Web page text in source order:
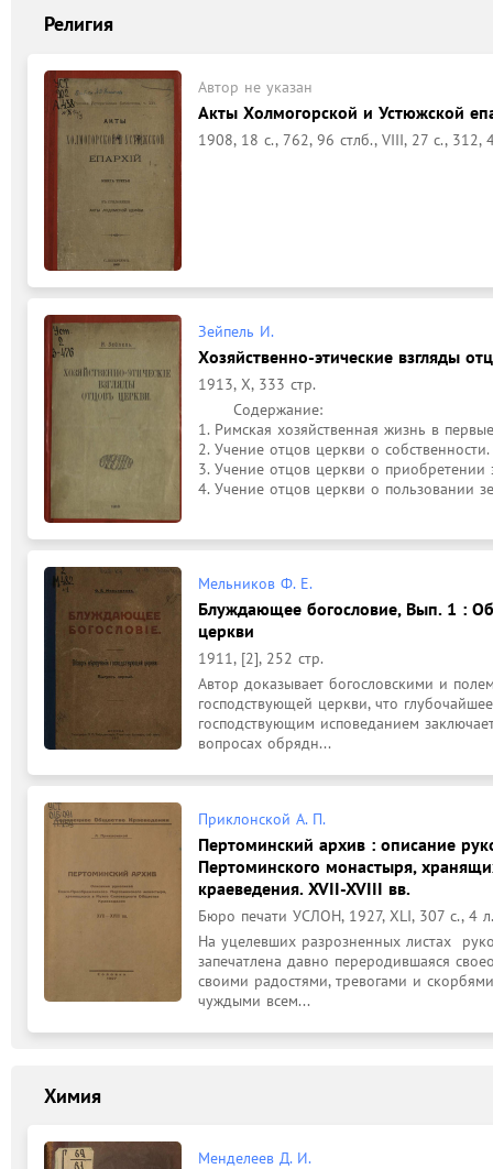
Религия
Автор не указан
Акты Холмогорской и Устюжской
1908, 18 с., 762, 96 стлб., VIII, 27 с., 312,
Зейпель И.
Хозяйственно-этические взгляды
1913, X, 333 стр.
1. Римская хозяйственная жизнь в
2. Учение отцов церкви о
3. Учение отцов церкви о приобретении
4. Учение отцов церкви о пользовании
Мельников Ф. Е.
Блуждающее богословие, Вып. 1 :
церкви
1911, [2], 252 стр.
Автор доказывает богословскими и
господствующей церкви, что
господствующим исповеданием
вопросах обрядн...
Приклонской А. П.
Пертоминский архив : описание
Пертоминского монастыря,
краеведения. XVII-XVIII вв.
Бюро печати УСЛОН, 1927, XLI, 307 с., 4
На уцелевших разрозненных листах
запечатлена давно переродившаяся
своими радостями, тревогами и
чуждыми всем...
Химия
Менделеев Д. И.